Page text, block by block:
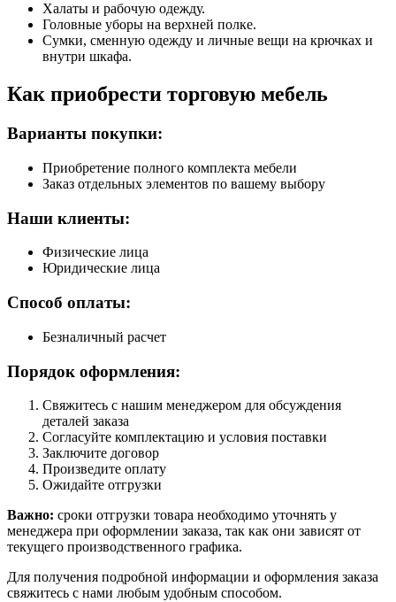
Халаты и рабочую одежду.
Головные уборы на верхней полке.
Сумки, сменную одежду и личные вещи на крючках и
внутри шкафа.
Как приобрести торговую мебель
Варианты покупки:
Приобретение полного комплекта мебели
Заказ отдельных элементов по вашему выбору
Наши клиенты:
Физические лица
Юридические лица
Способ оплаты:
Безналичный расчет
Порядок оформления:
Свяжитесь с нашим менеджером для обсуждения
деталей заказа
Согласуйте комплектацию и условия поставки
Заключите договор
Произведите оплату
Ожидайте отгрузки
Важно: сроки отгрузки товара необходимо уточнять у
менеджера при оформлении заказа, так как они зависят от
текущего производственного графика.
Для получения подробной информации и оформления заказа
свяжитесь с нами любым удобным способом.